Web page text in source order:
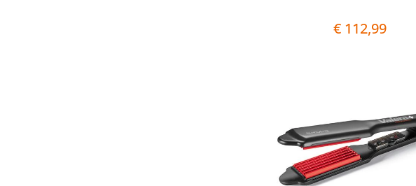
€ 112,99